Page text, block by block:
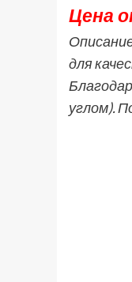
Цена
для
углом).